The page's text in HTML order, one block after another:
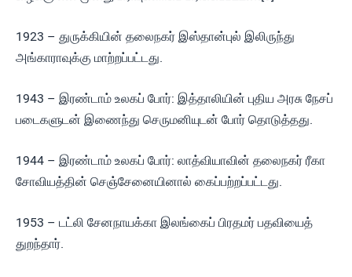
1923 – துருக்கியின் தலைநகர் இஸ்தான்புல் இலிருந்து
அங்காராவுக்கு மாற்றப்பட்டது.
1943 – இரண்டாம் உலகப் போர்: இத்தாலியின் புதிய அரசு நேசப்
படைகளுடன் இணைந்து செருமனியுடன் போர் தொடுத்தது.
1944 – இரண்டாம் உலகப் போர்: லாத்வியாவின் தலைநகர் ரீகா
சோவியத்தின் செஞ்சேனையினால் கைப்பற்றப்பட்டது.
1953 – டட்லி சேனநாயக்கா இலங்கைப் பிரதமர் பதவியைத்
துறந்தார்.